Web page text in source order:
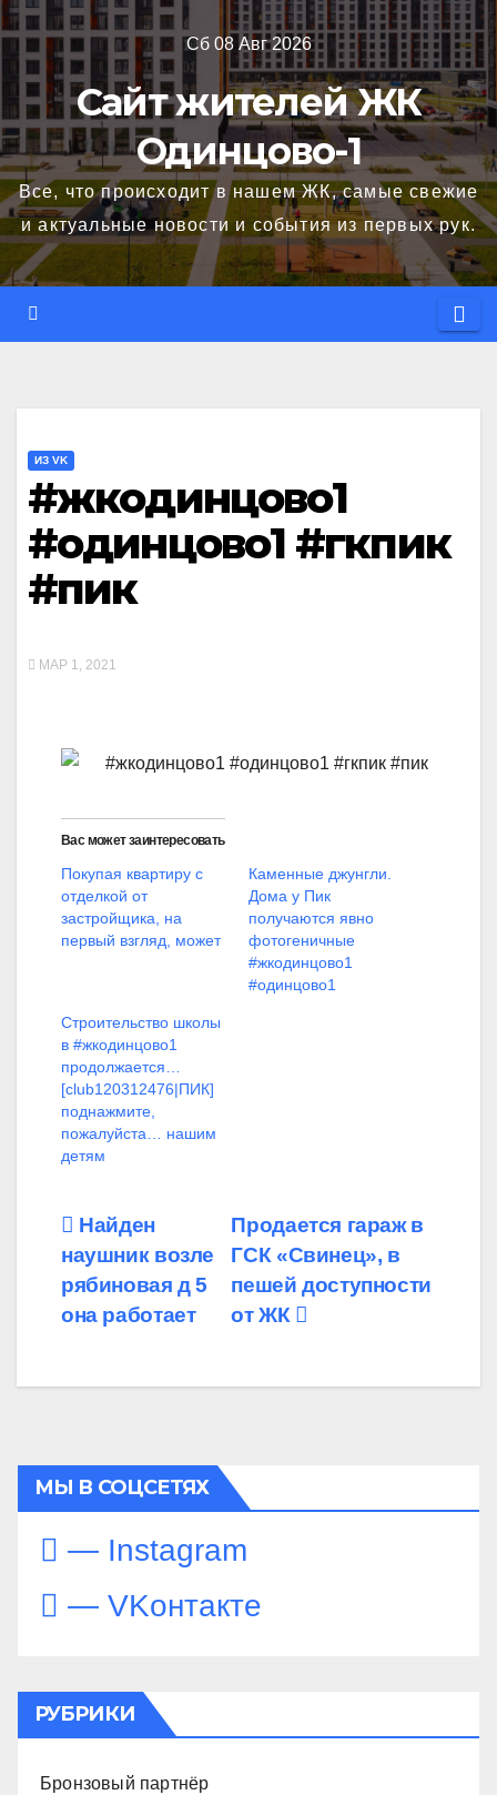
Перейти
содержимому
Сб 08 Авг 2026
Сайт жителей ЖК
Одинцово-1
Все, что происходит в нашем ЖК, самые свежие
и актуальные новости и события из первых рук.
ИЗ VK
#жкодинцово1
#одинцово1 #гкпик
#пик
МАР 1, 2021
#жкодинцово1 #одинцово1 #гкпик #пик
Вас может заинтересовать
Покупая квартиру с
отделкой от
застройщика, на
первый взгляд, может
Каменные джунгли.
Дома у Пик
получаются явно
фотогеничные
#жкодинцово1
#одинцово1
Строительство школы
в #жкодинцово1
продолжается…
[club120312476|ПИК]
поднажмите,
пожалуйста… нашим
детям
Навигация
по
записям
Продается гараж в
ГСК «Свинец», в
пешей доступности
от ЖК
Найден
наушник возле
рябиновая д 5
она работает
МЫ В СОЦСЕТЯХ
— Instagram
— VKонтакте
РУБРИКИ
Бронзовый партнёр